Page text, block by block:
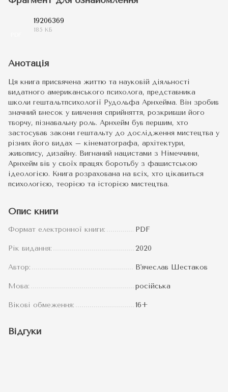
19206369
185 КБ
Анотація
Ця книга присвячена життю та науковій діяльності
видатного американського психолога, представника
школи гештальтпсихології Рудольфа Арнхейма. Він зробив
значний внесок у вивчення сприйняття, розкривши його
творчу, пізнавальну роль. Арнхейм був першим, хто
застосував закони гештальту до дослідження мистецтва у
різних його видах – кінематографа, архітектури,
живопису, дизайну. Вигнаний нацистами з Німеччини,
Арнхейм вів у своїх працях боротьбу з фашистською
ідеологією. Книга розрахована на всіх, хто цікавиться
психологією, теорією та історією мистецтва.
Опис книги
Формат електронної книги: PDF
Рік видання: 2020
Автор: В'ячеслав Шестаков
Мова: російська
Вікові обмеження: 16+
Відгуки